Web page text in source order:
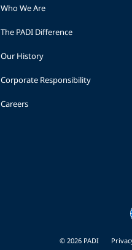
Who We Are
The PADI Difference
Our History
Corporate Responsibility
Careers
© 2026 PADI